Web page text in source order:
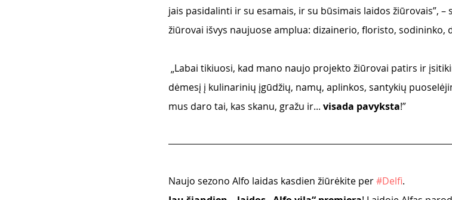
jais pasidalinti ir su esamais, ir su būsimais laidos žiūrovais”, –
žiūrovai išvys naujuose amplua: dizainerio, floristo, sodininko,
dėmesį į kulinarinių įgūdžių, namų, aplinkos, santykių
mus daro tai, kas skanu, gražu ir... visada pavyksta!”
Naujo sezono Alfo laidas kasdien žiūrėkite per #Delfi.